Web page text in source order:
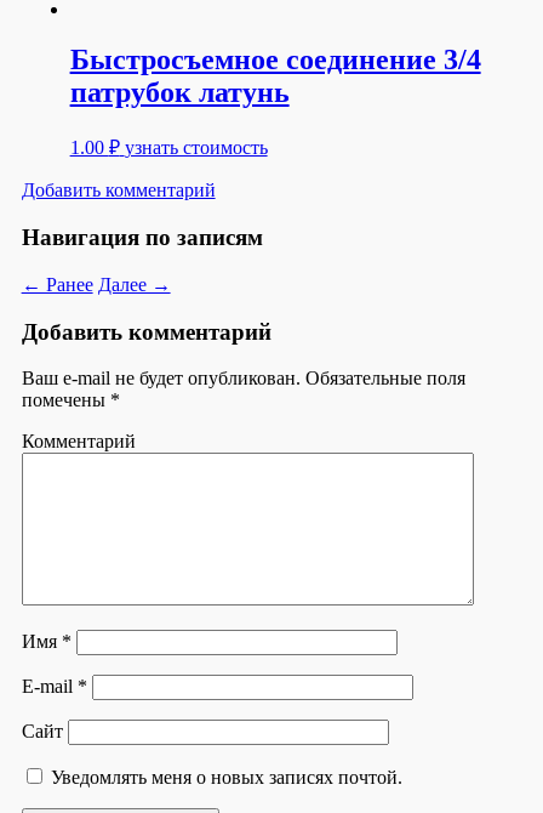
Быстросъемное соединение 3/4
патрубок латунь
1.00 ₽ узнать стоимость
Добавить комментарий
Навигация по записям
← Ранее Далее →
Добавить комментарий
Ваш e-mail не будет опубликован. Обязательные поля
помечены *
Комментарий
Имя *
E-mail *
Сайт
Уведомлять меня о новых записях почтой.